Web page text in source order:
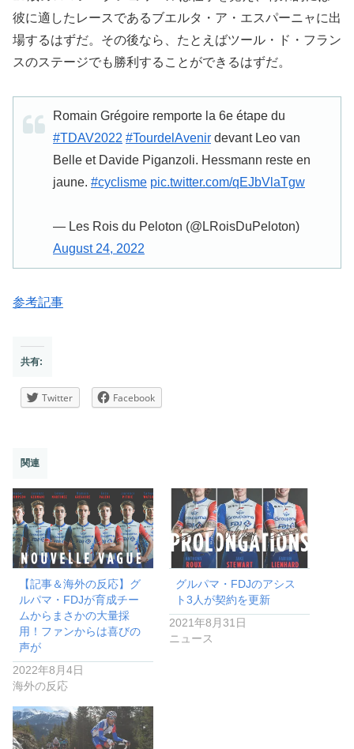
彼に適したレースであるブエルタ・ア・エスパーニャに出
場するはずだ。その後なら、たとえばツール・ド・フラン
スのステージでも勝利することができるはずだ。
Romain Grégoire remporte la 6e étape du
#TDAV2022 #TourdelAvenir devant Leo van
Belle et Davide Piganzoli. Hessmann reste en
jaune. #cyclisme pic.twitter.com/qEJbVlaTgw
— Les Rois du Peloton (@LRoisDuPeloton)
August 24, 2022
参考記事
共有:
Twitter Facebook
関連
【記事＆海外の反応】グ
ルパマ・FDJが育成チー
ムからまさかの大量採
用！ファンからは喜びの
声が
2022年8月4日
海外の反応
グルパマ・FDJのアシス
ト3人が契約を更新
2021年8月31日
ニュース